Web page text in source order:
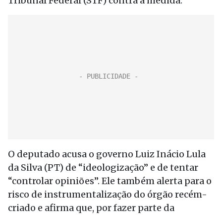
O deputado acusa o governo Luiz Inácio Lula
da Silva (PT) de “ideologização” e de tentar
“controlar opiniões”. Ele também alerta para o
risco de instrumentalização do órgão recém-
criado e afirma que, por fazer parte da